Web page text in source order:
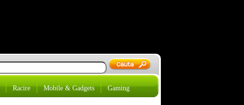
Racire Mobile & Gadgets Gaming